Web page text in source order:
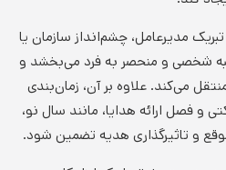
مدیرعامل، چشم‌انداز سازمان یا
شخصی و منحصر به فرد می‌بخشد و
می‌کند. علاوه بر آن، زمان‌بندی
و فصل ارائه هدایا، مانند سال نو،
و تاثیرگذاری هدیه تضمین شود.